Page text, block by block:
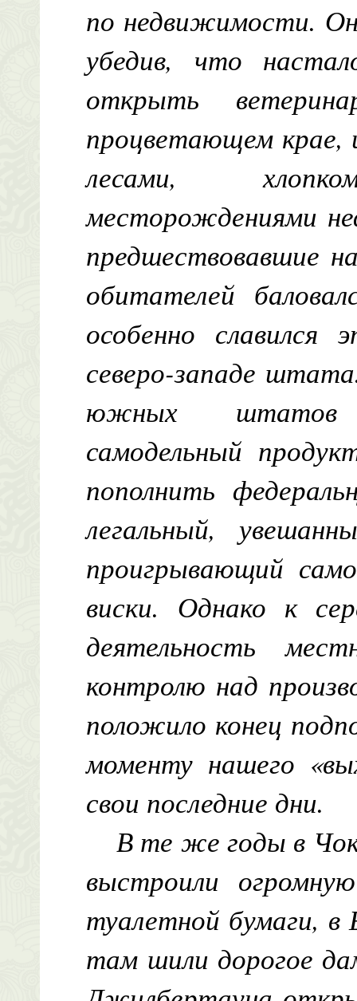
по недвижимости.
убедив, что
открыть
процветающем крае,
лесами,
месторождениями
предшествовавшие
обитателей
особенно
северо-западе
южных штатов
самодельный
пополнить
легальный,
проигрывающий
виски. Однако к
деятельность
контролю над
положило конец
моменту нашего
свои последние дни.
В те же годы в
выстроили
туалетной бумаги, в
там шили дорогое